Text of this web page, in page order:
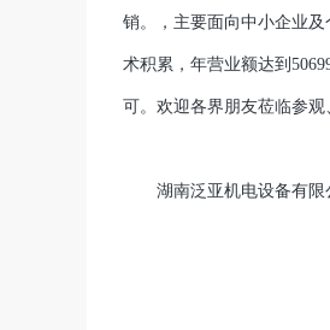
销。，主要面向中小企业
术积累，年营业额达到
可。欢迎各界朋友莅临参
湖南泛亚机电设备有限公